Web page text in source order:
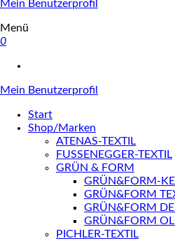
Mein Benutzerprofil
Menü
0
Mein Benutzerprofil
Start
Shop/Marken
ATENAS-TEXTIL
FUSSENEGGER-TEXTIL
GRÜN & FORM
GRÜN&FORM-
GRÜN&FORM
GRÜN&FORM
GRÜN&FORM
PICHLER-TEXTIL